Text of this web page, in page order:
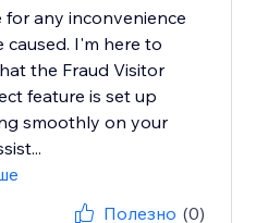
for any inconvenience
caused. I'm here to
the Fraud Visitor
feature is set up
smoothly on your
Полезно (0)